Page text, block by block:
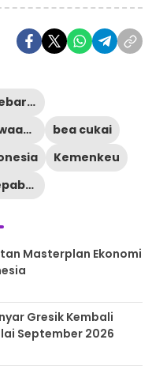
bandara debarkasi haji
barang bawaan jemaah
bea cukai
Kemenkeu
layanan kepabeanan
Masterplan Ekonomi
Gresik Kembali
September 2026